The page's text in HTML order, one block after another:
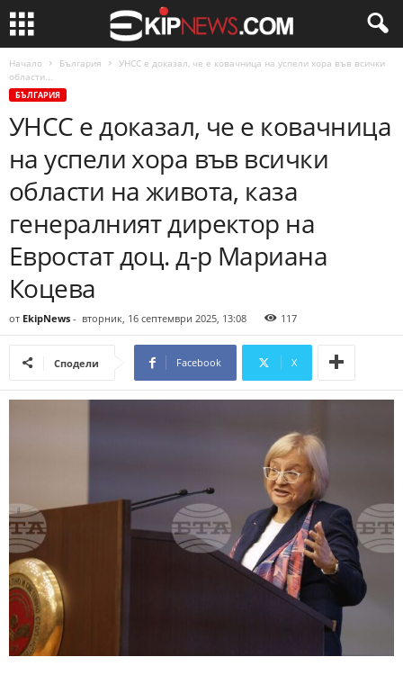
Начало България
УНСС е доказал, че е ковачница на успели хора във всички
области...
БЪЛГАРИЯ
УНСС е доказал, че е ковачница
на успели хора във всички
области на живота, каза
генералният директор на
Евростат доц. д-р Мариана
Коцева
от EkipNews - вторник, 16 септември 2025, 13:08 117
Сподели Facebook X